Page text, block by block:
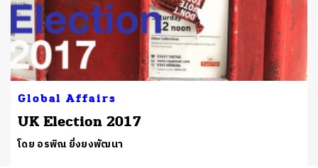
Global Affairs
UK Election 2017
โดย อรพิณ ยิ่งยงพัฒนา